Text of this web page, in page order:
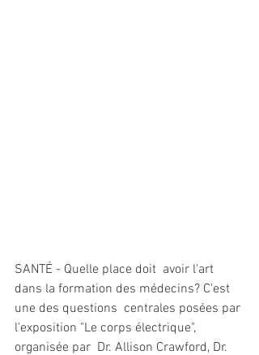
SANTÉ - Quelle place doit  avoir l'art
dans la formation des médecins? C'est
une des questions  centrales posées par
l'exposition "Le corps électrique",
organisée par  Dr. Allison Crawford, Dr.